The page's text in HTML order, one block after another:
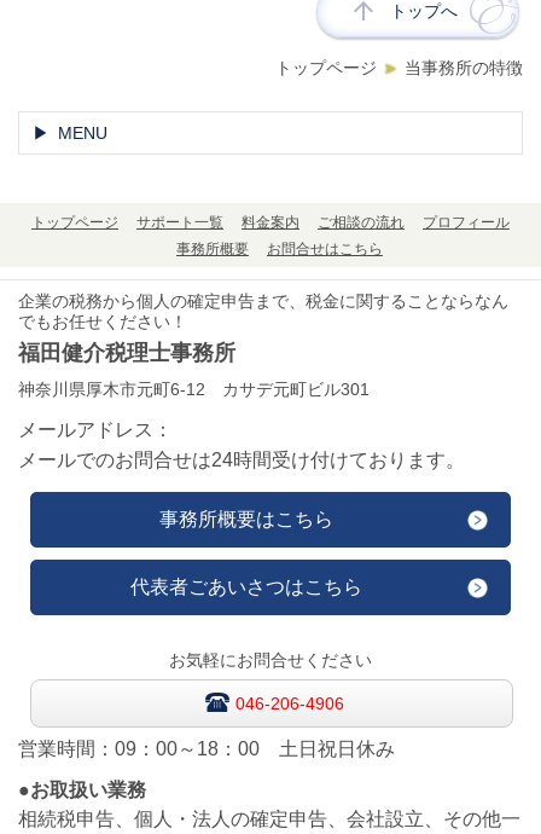
トップへ
トップページ 当事務所の特徴
MENU
トップページ サポート一覧 料金案内 ご相談の流れ
プロフィール
事務所概要
お問合せはこちら
企業の税務から個人の確定申告まで、税金に関することならなん
でもお任せください！
福田健介税理士事務所
神奈川県厚木市元町6-12 カサデ元町ビル301
メールアドレス：
メールでのお問合せは24時間受け付けております。
事務所概要はこちら
代表者ごあいさつはこちら
お気軽にお問合せください
046-206-4906
営業時間： 09：00～18：00 土日祝日休み
●お取扱い業務
相続税申告、個人・法人の確定申告、会社設立、その他一